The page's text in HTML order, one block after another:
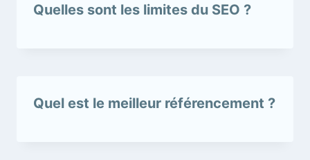
Quelles sont les limites du SEO ?
Quel est le meilleur référencement ?